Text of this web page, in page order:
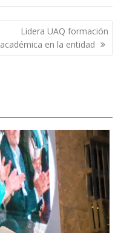
Lidera UAQ formación
académica en la entidad